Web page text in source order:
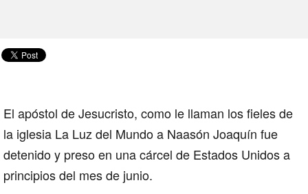
El apóstol de Jesucristo, como le llaman los fieles de
la iglesia La Luz del Mundo a Naasón Joaquín fue
detenido y preso en una cárcel de Estados Unidos a
principios del mes de junio.